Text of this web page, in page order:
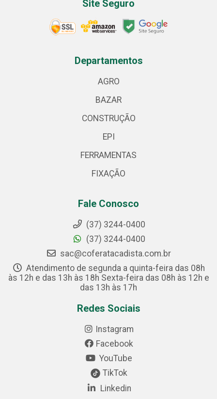
Site Seguro
Departamentos
AGRO
BAZAR
CONSTRUÇÃO
EPI
FERRAMENTAS
FIXAÇÃO
Fale Conosco
(37) 3244-0400
(37) 3244-0400
sac@coferatacadista.com.br
Atendimento de segunda a quinta-feira das 08h
às 12h e das 13h às 18h Sexta-feira das 08h às 12h e
das 13h às 17h
Redes Sociais
Instagram
Facebook
YouTube
TikTok
Linkedin